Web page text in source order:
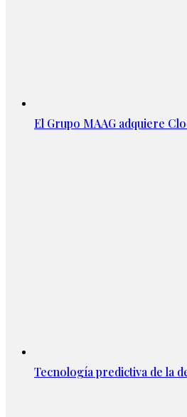
El Grupo MAAG adquiere
Tecnología predictiva de la